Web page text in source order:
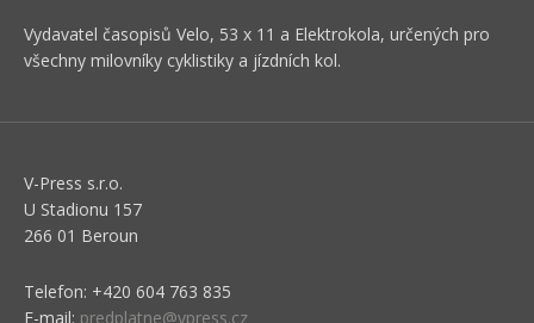
Vydavatel časopisů Velo, 53 x 11 a Elektrokola, určených pro
všechny milovníky cyklistiky a jízdních kol.
V-Press s.r.o.
U Stadionu 157
266 01 Beroun
Telefon: +420 604 763 835
E-mail: predplatne@vpress.cz